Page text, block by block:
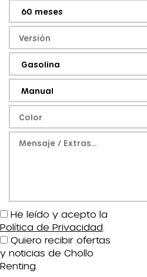
He leído y acepto la
Política de Privacidad
Quiero recibir ofertas
y noticias de Chollo
Renting.